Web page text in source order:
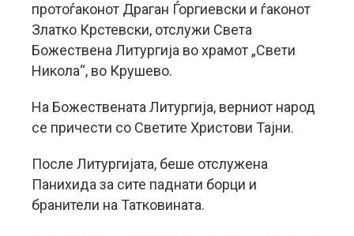
протоѓаконот Драган Ѓоргиевски и ѓаконот
Златко Крстевски, отслужи Света
Божествена Литургија во храмот „Свети
Никола“, во Крушево.
На Божествената Литургија, верниот народ
се причести со Светите Христови Тајни.
После Литургијата, беше отслужена
Панихида за сите паднати борци и
бранители на Татковината.